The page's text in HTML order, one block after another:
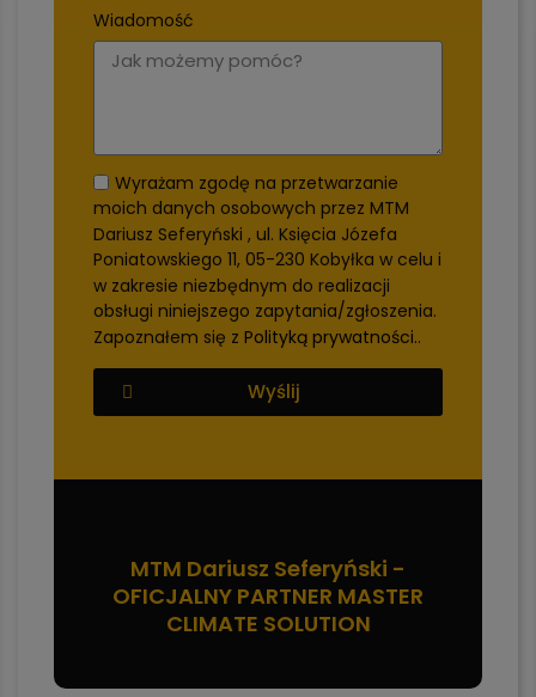
Wiadomość
Wyrażam zgodę na przetwarzanie
moich danych osobowych przez MTM
Dariusz Seferyński , ul. Księcia Józefa
Poniatowskiego 11, 05-230 Kobyłka w celu i
w zakresie niezbędnym do realizacji
obsługi niniejszego zapytania/zgłoszenia.
Zapoznałem się z Polityką prywatności..
Wyślij
MTM Dariusz Seferyński -
OFICJALNY PARTNER MASTER
CLIMATE SOLUTION